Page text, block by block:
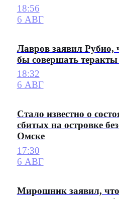
18:56
6 АВГ
Лавров заявил Рубио,
бы совершать теракты
18:32
6 АВГ
Стало известно о
сбитых на островке
Омске
17:30
6 АВГ
Мирошник заявил,